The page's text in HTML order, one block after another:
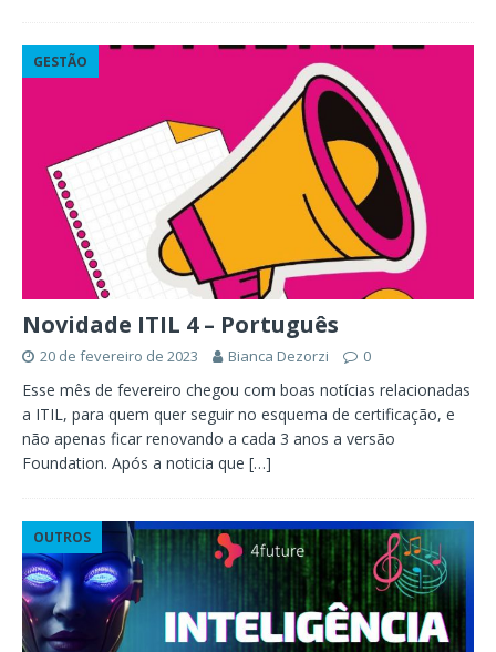
GESTÃO
Novidade ITIL 4 – Português
20 de fevereiro de 2023 Bianca Dezorzi 0
Esse mês de fevereiro chegou com boas notícias relacionadas
a ITIL, para quem quer seguir no esquema de certificação, e
não apenas ficar renovando a cada 3 anos a versão
Foundation. Após a noticia que […]
OUTROS